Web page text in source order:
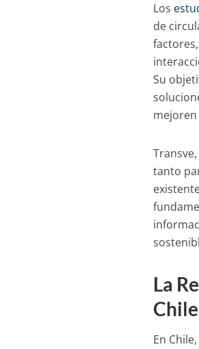
Los
de
Su
mejoren
tanto
La
En